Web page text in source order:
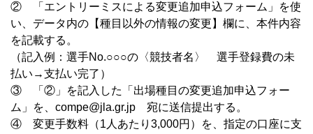
② 「エントリーミスによる変更追加申込フォーム」を使
い、データ内の【種目以外の情報の変更】欄に、本件内容
を記載する。
（記入例：選手No.○○○の〈競技者名〉 選手登録費の未
払い→支払い完了）
③ 「②」を記入した「出場種目の変更追加申込フォー
ム」を、compe@jla.gr.jp 宛に送信提出する。
④ 変更手数料（1人あたり3,000円）を、指定の口座に支